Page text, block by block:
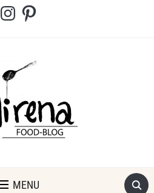
InstagramPinterest
MENU